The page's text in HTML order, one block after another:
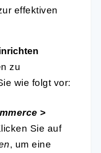
effektiven
zu
wie folgt vor:
>
Sie auf
, um eine